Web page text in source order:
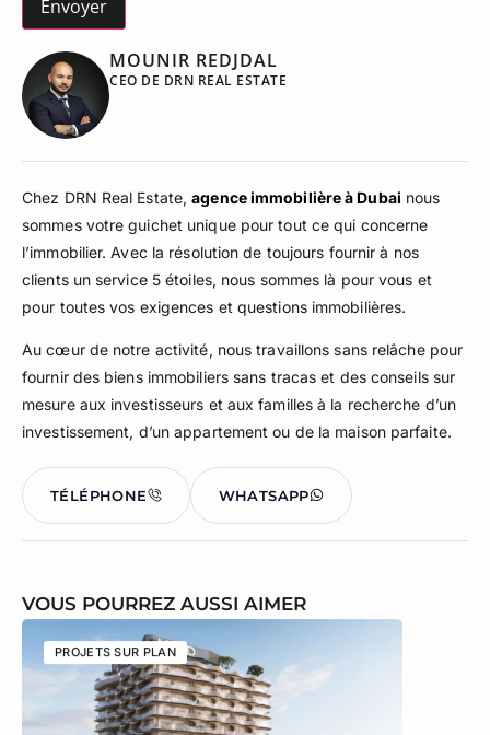
MOUNIR REDJDAL
CEO DE DRN REAL ESTATE
Chez DRN Real Estate,agence immobilière à Dubai nous
sommes votre guichet unique pour tout ce qui concerne
l’immobilier. Avec la résolution de toujours fournir à nos
clients un service 5 étoiles, nous sommes là pour vous et
pour toutes vos exigences et questions immobilières.
Au cœur de notre activité, nous travaillons sans relâche pour
fournir des biens immobiliers sans tracas et des conseils sur
mesure aux investisseurs et aux familles à la recherche d’un
investissement, d’un appartement ou de la maison parfaite.
TÉLÉPHONE WHATSAPP
VOUS POURREZ AUSSI AIMER
PROJETS SUR PLAN